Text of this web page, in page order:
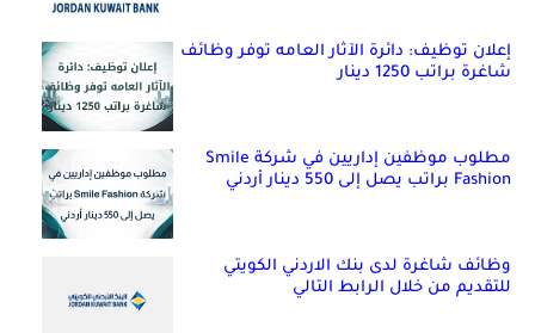
إعلان توظيف: دائرة الآثار العامه توفر وظائف
شاغرة براتب 1250 دينار
مطلوب موظفين إداريين في شركة Smile
Fashion براتب يصل إلى 550 دينار أردني
وظائف شاغرة لدى بنك الاردني الكويتي
للتقديم من خلال الرابط التالي